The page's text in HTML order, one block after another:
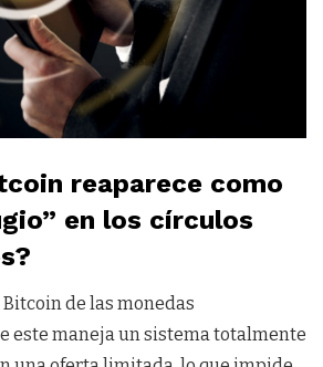
reaparece como
en los círculos
de las monedas
este maneja un sistema totalmente